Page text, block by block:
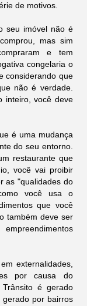
de motivos.
seu imóvel não é
mas sim
e tem
congelaria o
considerando que
não é verdade.
inteiro, você deve
é uma mudança
do seu entorno.
restaurante que
você vai proibir
as "qualidades do
você usa o
que você
também deve ser
externalidades,
por causa do
é gerado
gerado por bairros